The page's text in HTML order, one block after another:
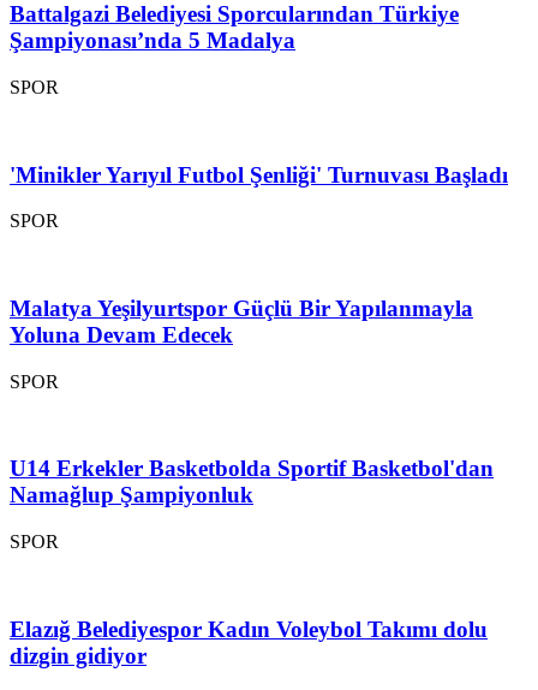
Battalgazi Belediyesi Sporcularından Türkiye
Şampiyonası’nda 5 Madalya
SPOR
'Minikler Yarıyıl Futbol Şenliği' Turnuvası Başladı
SPOR
Malatya Yeşilyurtspor Güçlü Bir Yapılanmayla
Yoluna Devam Edecek
SPOR
U14 Erkekler Basketbolda Sportif Basketbol'dan
Namağlup Şampiyonluk
SPOR
Elazığ Belediyespor Kadın Voleybol Takımı dolu
dizgin gidiyor